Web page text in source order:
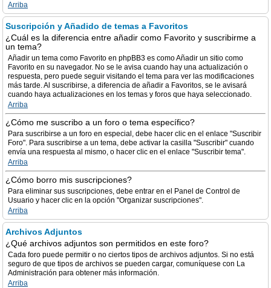
Arriba
Suscripción y Añadido de temas a Favoritos
¿Cuál es la diferencia entre añadir como Favorito y suscribirme a
un tema?
Añadir un tema como Favorito en phpBB3 es como Añadir un sitio como
Favorito en su navegador. No se le avisa cuando hay una actualización o
respuesta, pero puede seguir visitando el tema para ver las modificaciones
más tarde. Al suscribirse, a diferencia de añadir a Favoritos, se le avisará
cuando haya actualizaciones en los temas y foros que haya seleccionado.
Arriba
¿Cómo me suscribo a un foro o tema específico?
Para suscribirse a un foro en especial, debe hacer clic en el enlace "Suscribir
Foro". Para suscribirse a un tema, debe activar la casilla "Suscribir" cuando
envía una respuesta al mismo, o hacer clic en el enlace "Suscribir tema".
Arriba
¿Cómo borro mis suscripciones?
Para eliminar sus suscripciones, debe entrar en el Panel de Control de
Usuario y hacer clic en la opción "Organizar suscripciones".
Arriba
Archivos Adjuntos
¿Qué archivos adjuntos son permitidos en este foro?
Cada foro puede permitir o no ciertos tipos de archivos adjuntos. Si no está
seguro de que tipos de archivos se pueden cargar, comuníquese con La
Administración para obtener más información.
Arriba